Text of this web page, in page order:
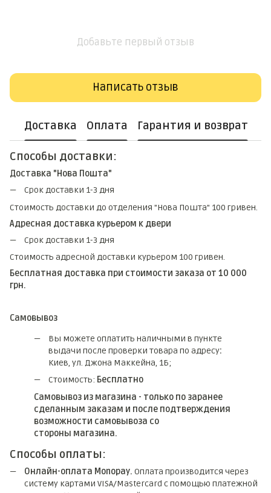
Добавьте первый отзыв
Написать отзыв
Доставка Оплата Гарантия и возврат
Способы доставки:
Доставка "Нова Пошта"
Срок доставки 1-3 дня
Стоимость доставки до отделения "Нова Пошта" 100 гривен.
Адресная доставка курьером к двери
Срок доставки 1-3 дня
Стоимость адресной доставки курьером 100 гривен.
Бесплатная доставка при стоимости заказа от 10 000
грн.
Самовывоз
Вы можете оплатить наличными в пункте
выдачи после проверки товара по адресу:
Киев, ул. Джона Маккейна, 1Б;
Стоимость: Бесплатно
Самовывоз из магазина - только по заранее
сделанным заказам и после подтверждения
возможности самовывоза со
стороны магазина.
Способы оплаты:
Онлайн-оплата Monopay. Оплата производится через
систему картами VISA/Mastercard с помощью платежной